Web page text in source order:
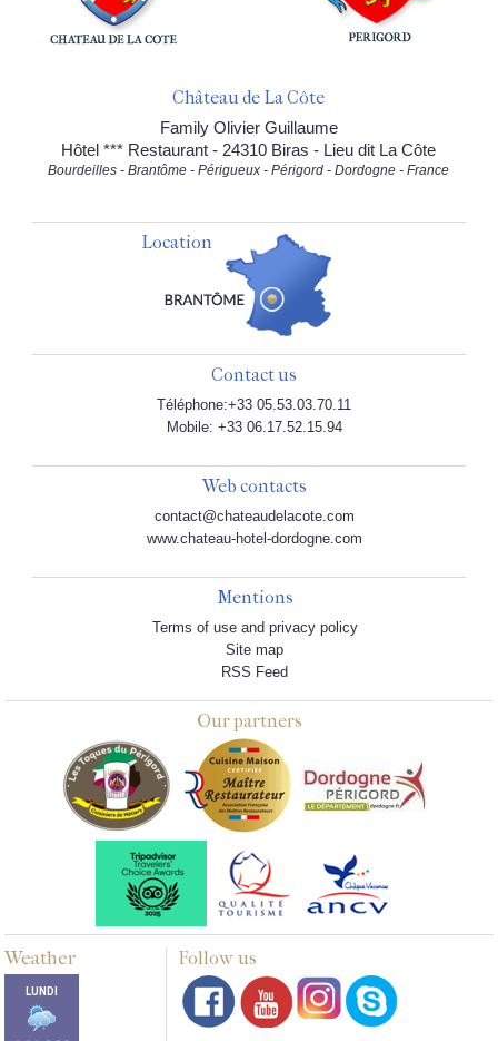
Château de La Côte
Family Olivier Guillaume
Hôtel *** Restaurant - 24310 Biras - Lieu dit La Côte
Bourdeilles - Brantôme - Périgueux - Périgord - Dordogne - France
Location
Contact us
Téléphone:+33 05.53.03.70.11
Mobile: +33 06.17.52.15.94
Web contacts
contact@chateaudelacote.com
www.chateau-hotel-dordogne.com
Mentions
Terms of use and privacy policy
Site map
RSS Feed
Our partners
Weather Follow us